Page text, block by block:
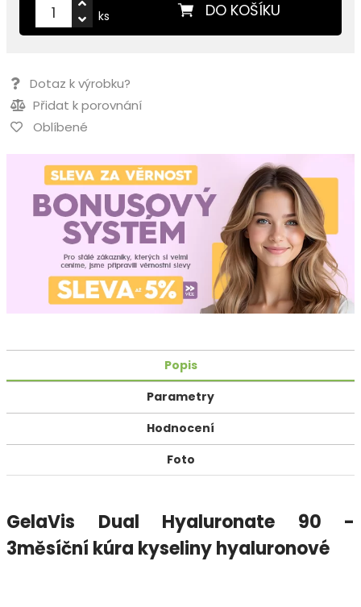
DO KOŠÍKU
ks
Dotaz k výrobku?
Přidat k porovnání
Oblíbené
Popis
Parametry
Hodnocení
Foto
GelaVis Dual Hyaluronate 90 -
3měsíční kúra kyseliny hyaluronové